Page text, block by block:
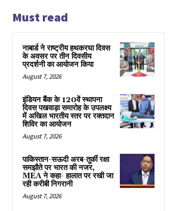
Must read
नाबार्ड ने राष्ट्रीय हथकरघा दिवस
के अवसर पर तीन दिवसीय
प्रदर्शनी का आयोजन किया
August 7, 2026
इंडियन बैंक के 120वें स्थापना
दिवस पखवाड़ा समारोह के उपलक्ष्य
में अखिल भारतीय स्तर पर रक्तदान
शिविर का आयोजन
August 7, 2026
पाकिस्तान-सऊदी अरब-तुर्की रक्षा
समझौते पर भारत की नजर,
MEA ने कहा- हालात पर रखी जा
रही करीबी निगरानी
August 7, 2026